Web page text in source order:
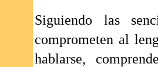
Siguiendo las
comprometen al
hablarse,